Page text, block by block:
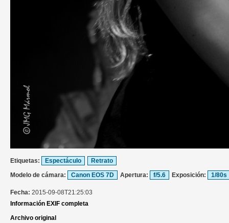
Etiquetas: Espectáculo
Retrato
Modelo de cámara:
Canon EOS 7D Apertura: f/5.6 Exposición: 1/80s
Fecha: 2015-09-08T21:25:03
Información EXIF completa
Archivo original